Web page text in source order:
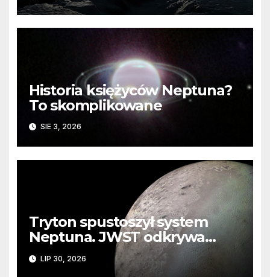
Historia księżyców Neptuna?
To skomplikowane
SIE 3, 2026
Tryton spustoszył system
Neptuna. JWST odkrywa
ślady kosmicznej katastrofy i
zaginionego lodu
LIP 30, 2026